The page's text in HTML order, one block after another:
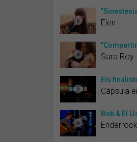
Elen
Sara Roy
Els
Càpsula
Bob & El